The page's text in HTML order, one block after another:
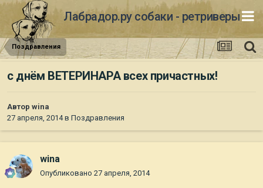
Лабрадор.ру собаки - ретриверы
Поздравления
с днём ВЕТЕРИНАРА всех причастных!
Автор wina
27 апреля, 2014в Поздравления
wina
Опубликовано 27 апреля, 2014